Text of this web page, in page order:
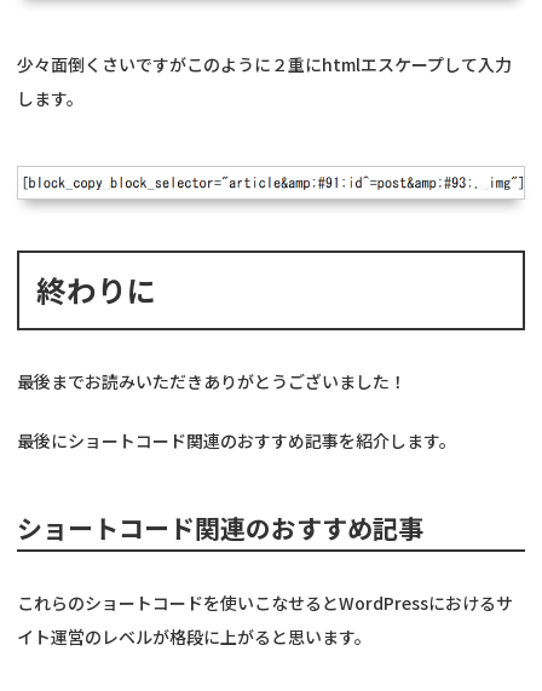
少々面倒くさいですがこのように２重にhtmlエスケープして入力
します。
終わりに
最後までお読みいただきありがとうございました！
最後にショートコード関連のおすすめ記事を紹介します。
ショートコード関連のおすすめ記事
これらのショートコードを使いこなせるとWordPressにおけるサ
イト運営のレベルが格段に上がると思います。